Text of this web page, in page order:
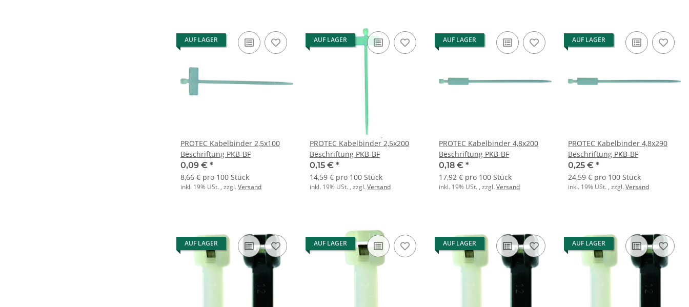
AUF LAGER
PROTEC Kabelbinder 2,5x100
Beschriftung PKB-BF
0,09 € *
8,66 € pro 100 Stück
inkl. 19% USt. , zzgl.Versand
AUF LAGER
PROTEC Kabelbinder 2,5x200
Beschriftung PKB-BF
0,15 € *
14,59 € pro 100 Stück
inkl. 19% USt. , zzgl.Versand
AUF LAGER
PROTEC Kabelbinder 4,8x200
Beschriftung PKB-BF
0,18 € *
17,92 € pro 100 Stück
inkl. 19% USt. , zzgl.Versand
AUF LAGER
PROTEC Kabelbinder 4,8x290
Beschriftung PKB-BF
0,25 € *
24,59 € pro 100 Stück
inkl. 19% USt. , zzgl.Versand
AUF LAGER AUF LAGER AUF LAGER AUF LAGER